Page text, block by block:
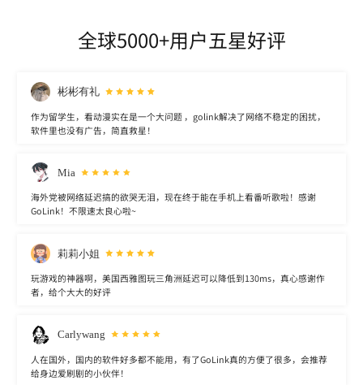
全球5000+用户五星好评
彬彬有礼
作为留学生，看动漫实在是一个大问题 ，golink解决了网络不稳定的困扰，
软件里也没有广告，简直救星！
Mia
海外党被网络延迟搞的欲哭无泪，现在终于能在手机上看番听歌啦！感谢
GoLink！不限速太良心啦~
莉莉小姐
玩游戏的神器啊，美国西雅图玩三角洲延迟可以降低到130ms，真心感谢作
者，给个大大的好评
Carlywang
人在国外，国内的软件好多都不能用，有了GoLink真的方便了很多，会推荐
给身边爱刷剧的小伙伴！